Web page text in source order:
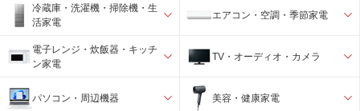
冷蔵庫・洗濯機・掃除機・生
活家電
エアコン・空調・季節家電
電子レンジ・炊飯器・キッチ
ン家電
TV・オーディオ・カメラ
パソコン・周辺機器 美容・健康家電